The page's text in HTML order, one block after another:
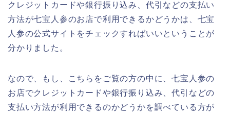
クレジットカードや銀行振り込み、代引などの支払い
方法が七宝人参のお店で利用できるかどうかは、七宝
人参の公式サイトをチェックすればいいということが
分かりました。
なので、もし、こちらをご覧の方の中に、七宝人参の
お店でクレジットカードや銀行振り込み、代引などの
支払い方法が利用できるのかどうかを調べている方が